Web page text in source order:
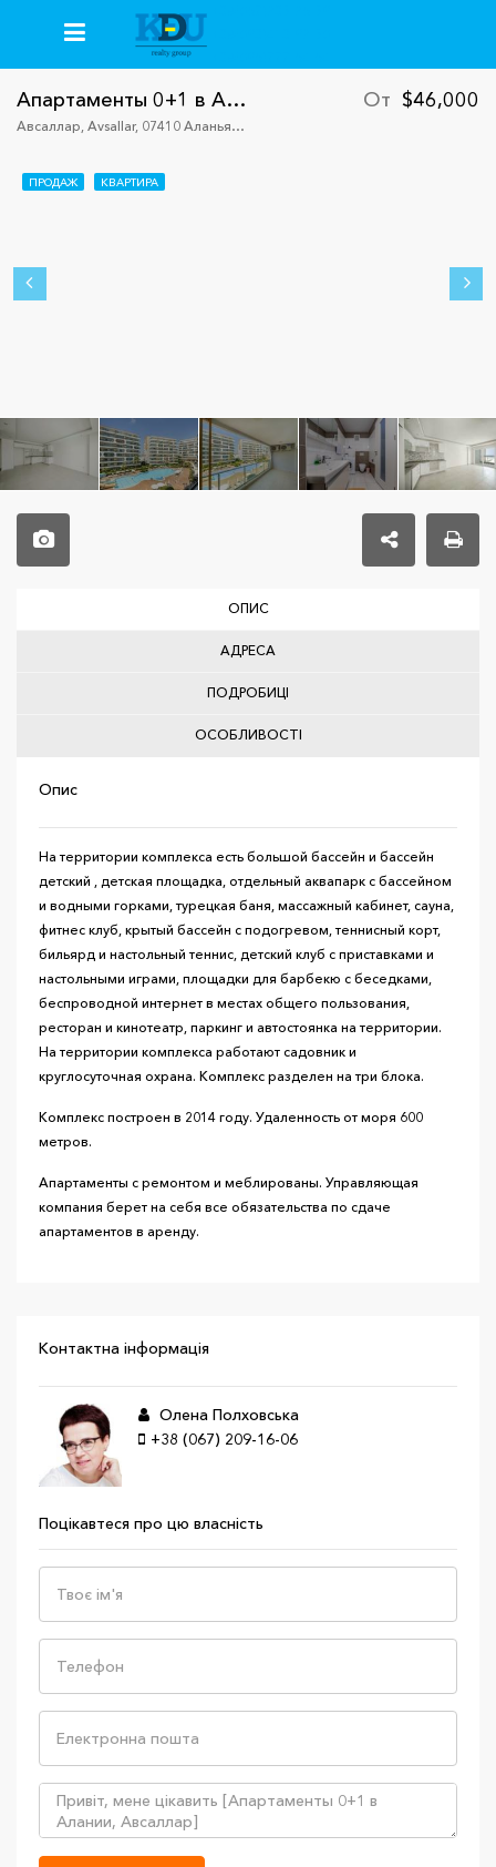
Апартаменты 0+1 в Алании, Авсаллар
Авсаллар, Avsallar, 07410 Аланья/Анталия, Турция
От $46,000
ПРОДАЖ КВАРТИРА
ОПИС
АДРЕСА
ПОДРОБИЦІ
ОСОБЛИВОСТІ
Опис
На территории комплекса есть большой бассейн и бассейн
детский , детская площадка, отдельный аквапарк с бассейном
и водными горками, турецкая баня, массажный кабинет, сауна,
фитнес клуб, крытый бассейн с подогревом, теннисный корт,
бильярд и настольный теннис, детский клуб с приставками и
настольными играми, площадки для барбекю с беседками,
беспроводной интернет в местах общего пользования,
ресторан и кинотеатр, паркинг и автостоянка на территории.
На территории комплекса работают садовник и
круглосуточная охрана. Комплекс разделен на три блока.
Комплекс построен в 2014 году. Удаленность от моря 600
метров.
Апартаменты с ремонтом и меблированы. Управляющая
компания берет на себя все обязательства по сдаче
апартаментов в аренду.
Контактна інформація
Олена Полховська
+38 (067) 209-16-06
Поцікавтеся про цю власність